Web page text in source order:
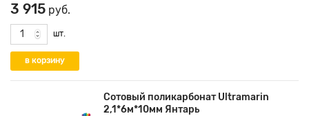
3 915 руб.
шт.
Сотовый поликарбонат Ultramarin
2,1*6м*10мм Янтарь